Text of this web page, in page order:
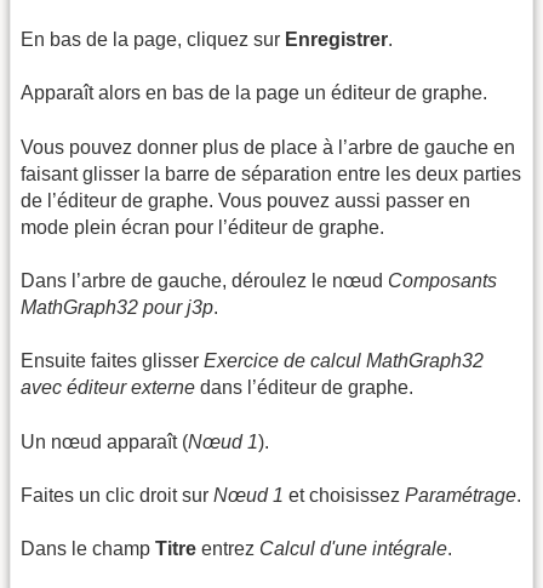
En bas de la page, cliquez sur Enregistrer.
Apparaît alors en bas de la page un éditeur de graphe.
Vous pouvez donner plus de place à l’arbre de gauche en
faisant glisser la barre de séparation entre les deux parties
de l’éditeur de graphe. Vous pouvez aussi passer en
mode plein écran pour l’éditeur de graphe.
Dans l’arbre de gauche, déroulez le nœud Composants
MathGraph32 pour j3p.
Ensuite faites glisser Exercice de calcul MathGraph32
avec éditeur externe dans l’éditeur de graphe.
Un nœud apparaît (Nœud 1).
Faites un clic droit sur Nœud 1 et choisissez Paramétrage.
Dans le champ Titre entrez Calcul d'une intégrale.